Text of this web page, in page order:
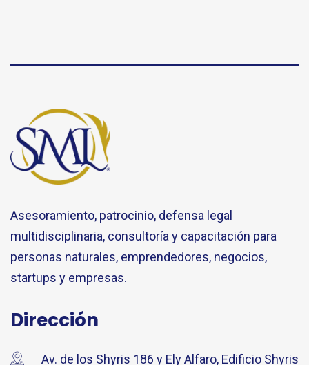
Asesoramiento, patrocinio, defensa legal
multidisciplinaria, consultoría y capacitación para
personas naturales, emprendedores, negocios,
startups y empresas.
Dirección
Av. de los Shyris 186 y Ely Alfaro, Edificio Shyris